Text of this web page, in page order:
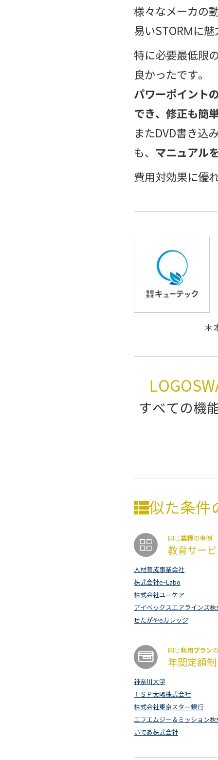
様々なメーカの
易いSTORMに
特に必要最低限
良かったです。
パワーポイント
でき、修正も簡
またDVD書き込
も、 マニュアル
費用対効果に優
＊
すべての機
似た条件
同じ業種の事例
教育サー
人材育成事業会社
株式会社e-Labo
株式会社ユーケア
アイベックスエアラインズ株
せたがやeカレッジ
同じ利用プラン
年間定額制
神奈川大学
ＴＳＰ太陽株式会社
株式会社東京スター銀行
エフエムジー＆ミッション株
いであ株式会社